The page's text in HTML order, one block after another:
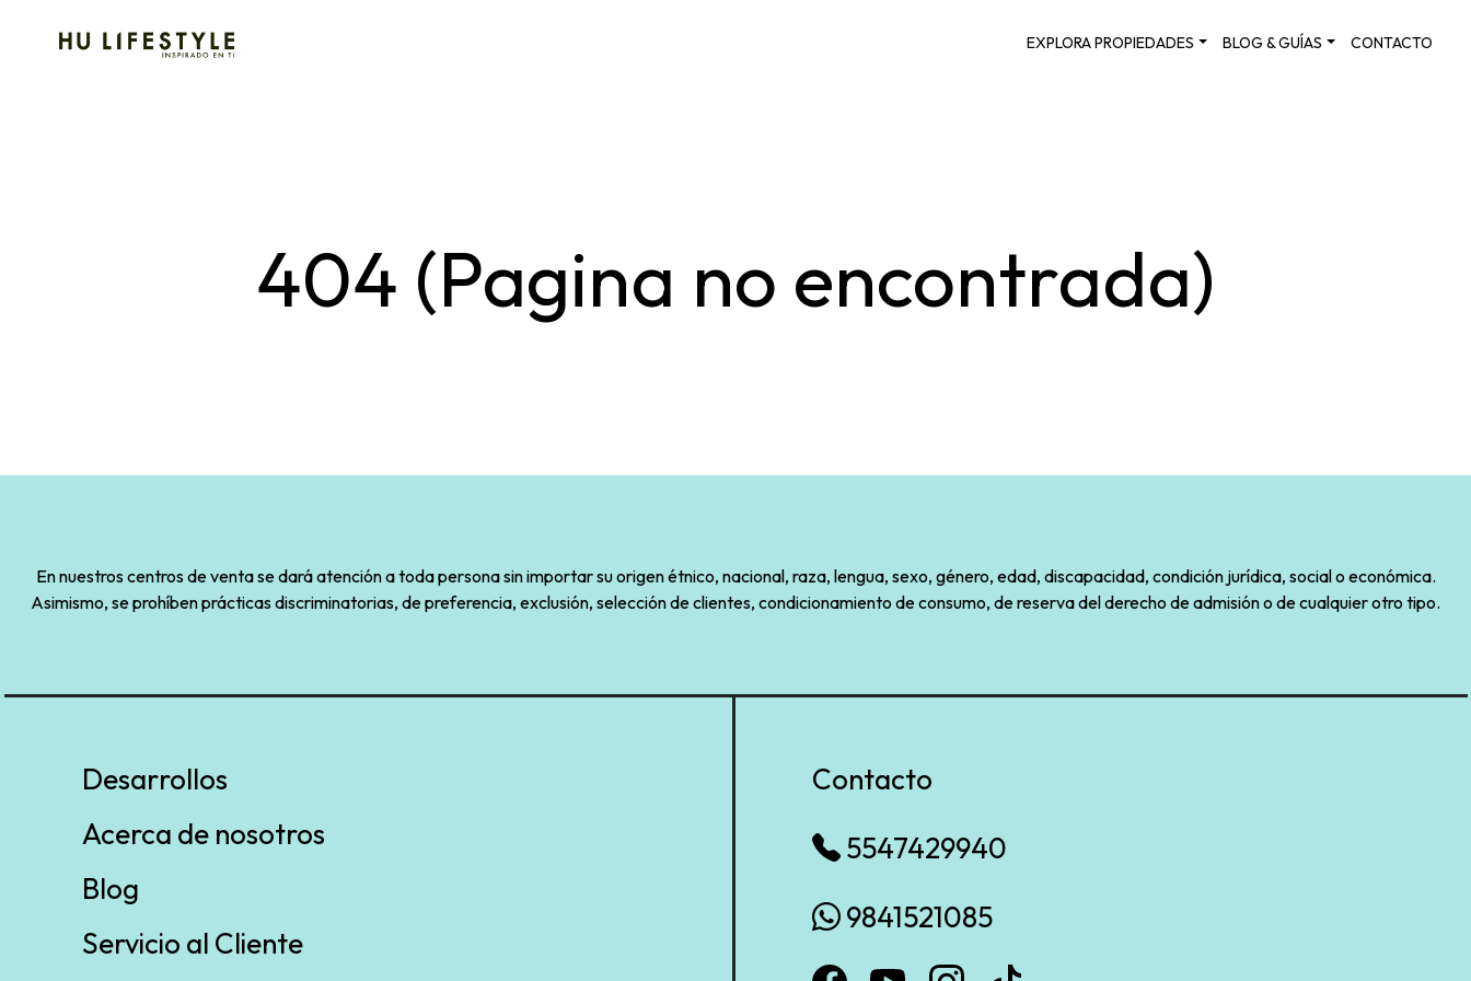
EXPLORA PROPIEDADES BLOG & GUÍAS CONTACTO
404 (Pagina no encontrada)
En nuestros centros de venta se dará atención a toda persona sin importar su origen étnico, nacional, raza, lengua, sexo, género, edad, discapacidad, condición jurídica, social o económica.
Asimismo, se prohíben prácticas discriminatorias, de preferencia, exclusión, selección de clientes, condicionamiento de consumo, de reserva del derecho de admisión o de cualquier otro tipo.
Desarrollos
Acerca de nosotros
Blog
Servicio al Cliente
Contacto
5547429940
9841521085